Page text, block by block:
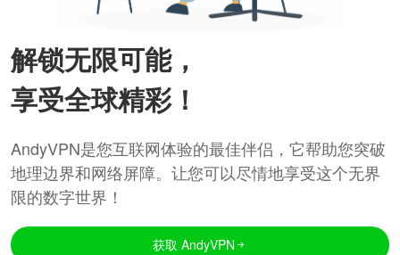
解锁无限可能，
享受全球精彩！
AndyVPN是您互联网体验的最佳伴侣，它帮助您突破
地理边界和网络屏障。让您可以尽情地享受这个无界
限的数字世界！
获取 AndyVPN